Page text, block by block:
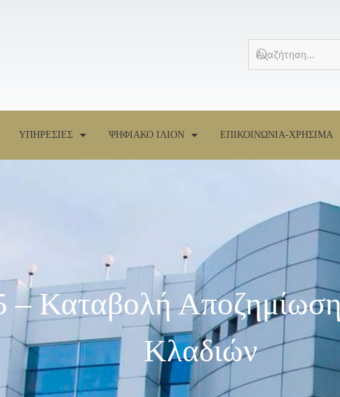
ΥΠΗΡΕΣΙΕΣ ΨΗΦΙΑΚΟ ΙΛΙΟΝ ΕΠΙΚΟΙΝΩΝΙΑ-ΧΡΗΣΙΜΑ
– Καταβολή
Κλαδιών